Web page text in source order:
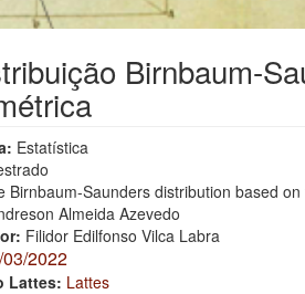
Birnbaum-
Estatística
Birnbaum-Saunders distribution based
Almeida Azevedo
Filidor Edilfonso Vilca Labra
2022
Lattes: Lattes